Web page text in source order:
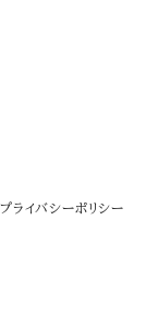
プライバシーポリシー